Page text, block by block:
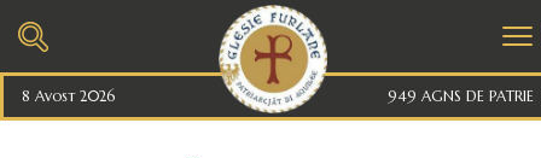
8 Avost 2026 949 AGNS DE PATRIE